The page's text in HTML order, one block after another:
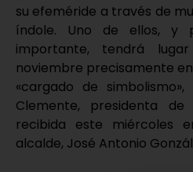
su efeméride a través de
índole. Uno de ellos, y
importante, tendrá
noviembre precisamente
«cargado de
Clemente, presidenta
recibida este miércoles
alcalde, José Antonio